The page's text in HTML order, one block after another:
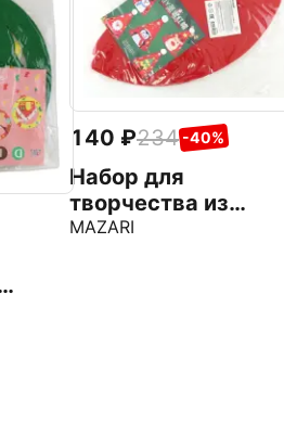
140 234 -40%
Набор для
творчества из
текстиля Christmas
MAZARI